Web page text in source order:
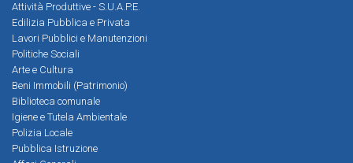
Attività Produttive - S.U.A.P.E.
Edilizia Pubblica e Privata
Lavori Pubblici e Manutenzioni
Politiche Sociali
Arte e Cultura
Beni Immobili (Patrimonio)
Biblioteca comunale
Igiene e Tutela Ambientale
Polizia Locale
Pubblica Istruzione